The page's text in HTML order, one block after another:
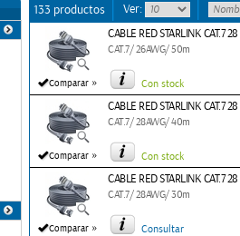
133 productos Ver:
Comparar »
CABLE RED STARLINK CAT.7
CAT.7/ 26AWG/ 50m
Con stock
Comparar »
CABLE RED STARLINK CAT.7
CAT.7/ 28AWG/ 40m
Con stock
Comparar »
CABLE RED STARLINK CAT.7
CAT.7/ 28AWG/ 30m
Consultar